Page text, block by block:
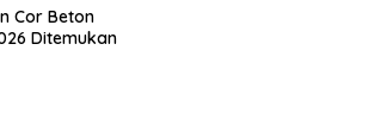
Cor Beton
Ditemukan